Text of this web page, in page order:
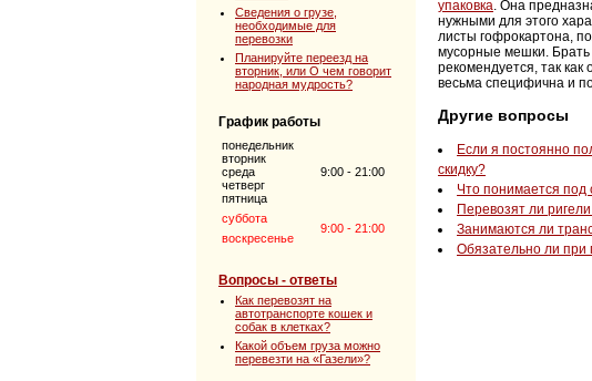
Сведения о грузе,
необходимые для
перевозки
Планируйте переезд на
вторник, или О чем говорит
народная мудрость?
График работы
понедельник
вторник
среда
четверг
пятница
9:00 - 21:00
суббота
9:00 - 21:00
воскресенье
Вопросы - ответы
Как перевозят на
автотранспорте кошек и
собак в клетках?
Какой объем груза можно
перевезти на «Газели»?
упаковка. Она
нужными для этого
листы гофрокартона,
мусорные мешки. Брать
рекомендуется, так
весьма специфична и
Другие вопросы
Если я постоянно
скидку?
Что понимается под
Перевозят ли
Занимаются ли
Обязательно ли при